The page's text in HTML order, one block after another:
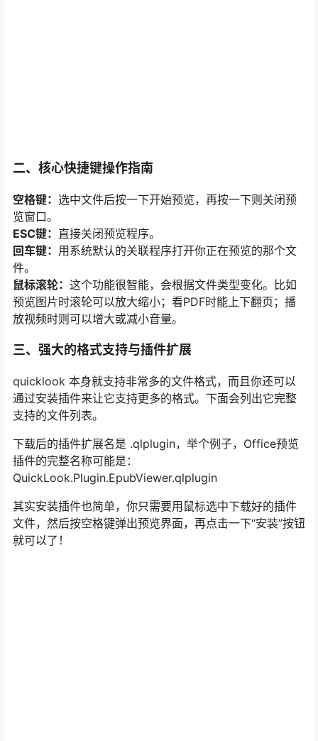
二、核心快捷键操作指南
空格键： 选中文件后按一下开始预览，再按一下则关闭预
览窗口。
ESC键： 直接关闭预览程序。
回车键： 用系统默认的关联程序打开你正在预览的那个文
件。
鼠标滚轮： 这个功能很智能，会根据文件类型变化。比如
预览图片时滚轮可以放大缩小；看PDF时能上下翻页；播
放视频时则可以增大或减小音量。
三、强大的格式支持与插件扩展
quicklook 本身就支持非常多的文件格式，而且你还可以
通过安装插件来让它支持更多的格式。下面会列出它完整
支持的文件列表。
下载后的插件扩展名是 .qlplugin，举个例子，Office预览
插件的完整名称可能是：
QuickLook.Plugin.EpubViewer.qlplugin
其实安装插件也简单，你只需要用鼠标选中下载好的插件
文件，然后按空格键弹出预览界面，再点击一下“安装”按钮
就可以了！